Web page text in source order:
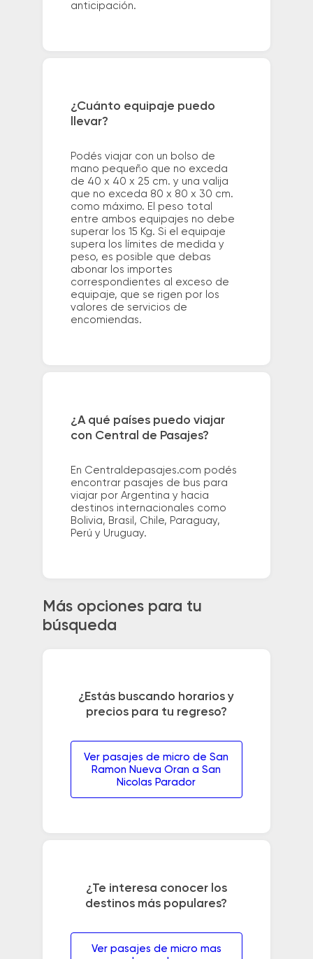
anticipación.
¿Cuánto equipaje puedo
llevar?
Podés viajar con un bolso de
mano pequeño que no exceda
de 40 x 40 x 25 cm. y una valija
que no exceda 80 x 80 x 30 cm.
como máximo. El peso total
entre ambos equipajes no debe
superar los 15 Kg. Si el equipaje
supera los límites de medida y
peso, es posible que debas
abonar los importes
correspondientes al exceso de
equipaje, que se rigen por los
valores de servicios de
encomiendas.
¿A qué países puedo viajar
con Central de Pasajes?
En Centraldepasajes.com podés
encontrar pasajes de bus para
viajar por Argentina y hacia
destinos internacionales como
Bolivia, Brasil, Chile, Paraguay,
Perú y Uruguay.
Más opciones para tu
búsqueda
¿Estás buscando horarios y
precios para tu regreso?
Ver pasajes de micro de San
Ramon Nueva Oran a San
Nicolas Parador
¿Te interesa conocer los
destinos más populares?
Ver pasajes de micro mas